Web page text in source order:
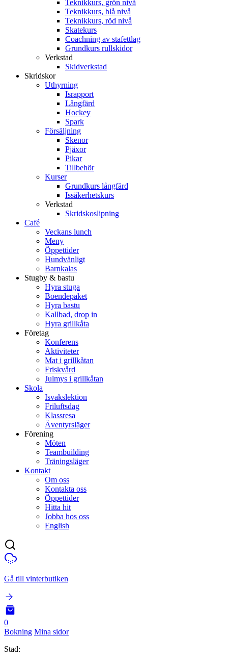
Teknikkurs, grön nivå
Teknikkurs, blå nivå
Teknikkurs, röd nivå
Skatekurs
Coachning av stafettlag
Grundkurs rullskidor
Verkstad
Skidverkstad
Skridskor
Uthyrning
Israpport
Långfärd
Hockey
Spark
Försäljning
Skenor
Pjäxor
Pikar
Tillbehör
Kurser
Grundkurs långfärd
Issäkerhetskurs
Verkstad
Skridskoslipning
Café
Veckans lunch
Meny
Öppettider
Hundvänligt
Barnkalas
Stugby & bastu
Hyra stuga
Boendepaket
Hyra bastu
Kallbad, drop in
Hyra grillkåta
Företag
Konferens
Aktiviteter
Mat i grillkåtan
Friskvård
Julmys i grillkåtan
Skola
Isvakslektion
Friluftsdag
Klassresa
Äventyrsläger
Förening
Möten
Teambuilding
Träningsläger
Kontakt
Om oss
Kontakta oss
Öppettider
Hitta hit
Jobba hos oss
English
Gå till vinterbutiken
0
Bokning Mina sidor
Stad: